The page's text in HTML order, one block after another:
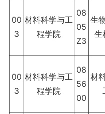
00
3
材料科学与工
程学院
08
05
Z3
生
生
00
3
材料科学与工
程学院
08
56
00
材